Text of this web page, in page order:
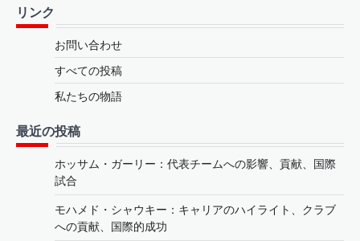
リンク
お問い合わせ
すべての投稿
私たちの物語
最近の投稿
ホッサム・ガーリー：代表チームへの影響、貢献、国際
試合
モハメド・シャウキー：キャリアのハイライト、クラブ
への貢献、国際的成功